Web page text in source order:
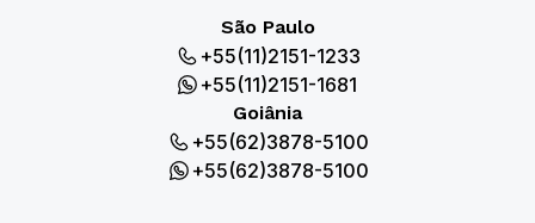
São Paulo
+55(11)2151-1233
+55(11)2151-1681
Goiânia
+55(62)3878-5100
+55(62)3878-5100